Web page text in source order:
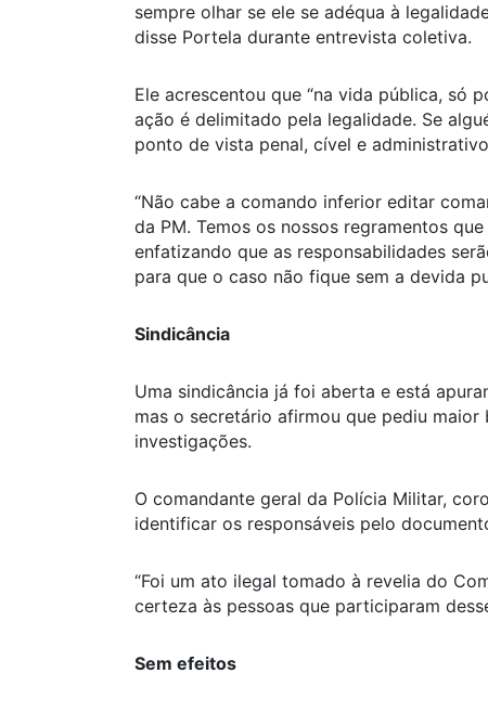
sempre olhar se ele se adéqua à
disse Portela durante entrevista coletiva.
Ele acrescentou que “na vida pública, só
ação é delimitado pela legalidade. Se
ponto de vista penal, cível e
“Não cabe a comando inferior editar
da PM. Temos os nossos regramentos
enfatizando que as responsabilidades
para que o caso não fique sem a devida
Sindicância
Uma sindicância já foi aberta e está
mas o secretário afirmou que pediu
investigações.
O comandante geral da Polícia Militar,
identificar os responsáveis pelo
“Foi um ato ilegal tomado à revelia do
certeza às pessoas que participaram
Sem efeitos